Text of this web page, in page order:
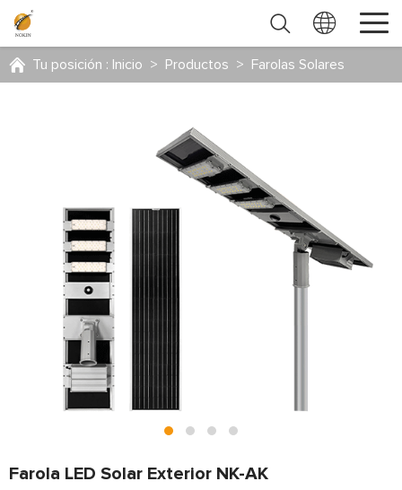
Tu posición : Inicio > Productos > Farolas Solares
Farola LED Solar Exterior NK-AK